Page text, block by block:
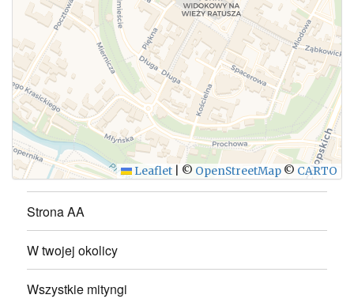
WYŚLIJ
Leaflet © OpenStreetMap © CARTO
Strona AA
W twojej okolicy
Wszystkie mityngi